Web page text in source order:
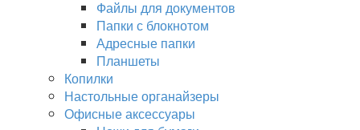
Файлы для документов
Папки с блокнотом
Адресные папки
Планшеты
Копилки
Настольные органайзеры
Офисные аксессуары